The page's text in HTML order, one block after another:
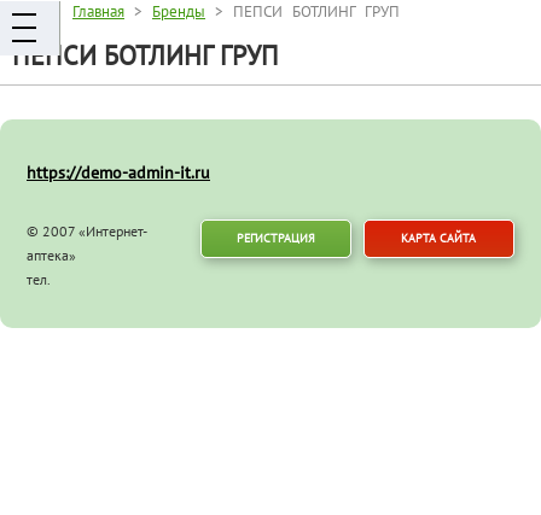
Главная > Бренды > ПЕПСИ БОТЛИНГ ГРУП
ПЕПСИ БОТЛИНГ ГРУП
https://demo-admin-it.ru
© 2007 «Интернет-
аптека»
тел.
РЕГИСТРАЦИЯ КАРТА САЙТА